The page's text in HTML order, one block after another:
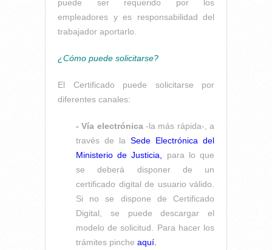
puede ser requerido por los
empleadores y es responsabilidad del
trabajador aportarlo.
¿Cómo puede solicitarse?
El Certificado puede solicitarse por
diferentes canales:
- Vía electrónica-la más rápida-, a
través de la Sede Electrónica del
Ministerio de Justicia,
para lo que
se deberá disponer de un
certificado digital de usuario válido.
Si no se dispone de Certificado
Digital, se puede descargar el
modelo de solicitud. Para hacer los
trámites pinche aquí.